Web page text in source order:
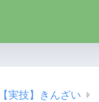
実技】きんざい